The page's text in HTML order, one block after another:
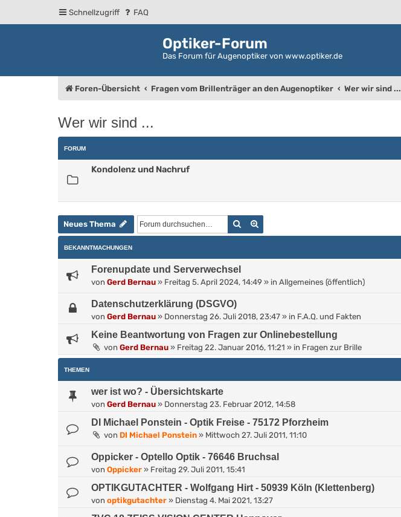
Schnellzugriff FAQ
Optiker-Forum
Das Forum für Augenoptiker von www.optiker.de
Foren-Übersicht Fragen vom Brillenträger an den Augenoptiker Wer wir sind ...
Wer wir sind ...
FORUM
Kondolenz und Nachruf
Neues Thema Suche
BEKANNTMACHUNGEN
Forenupdate und Serverwechsel
von Gerd Bernau » Freitag 5. April 2024, 14:49 » in Allgemeines (öffentlich)
Datenschutzerklärung (DSGVO)
von Gerd Bernau » Donnerstag 26. Juli 2018, 23:47 » in F.A.Q. und Fakten
Keine Beantwortung von Fragen zur Onlinebestellung
von Gerd Bernau » Freitag 22. Januar 2016, 11:21 » in Fragen zur Brille
THEMEN
wer ist wo? - Übersichtskarte
von Gerd Bernau » Donnerstag 23. Februar 2012, 14:58
DI Michael Ponstein - Optik Freise - 75172 Pforzheim
von DI Michael Ponstein » Mittwoch 27. Juli 2011, 11:10
Oppicker - Optello Optik - 76646 Bruchsal
von Oppicker » Freitag 29. Juli 2011, 15:41
OPTIKGUTACHTER - Wolfgang Hirt - 50939 Köln (Klettenberg)
von optikgutachter » Dienstag 4. Mai 2021, 13:27